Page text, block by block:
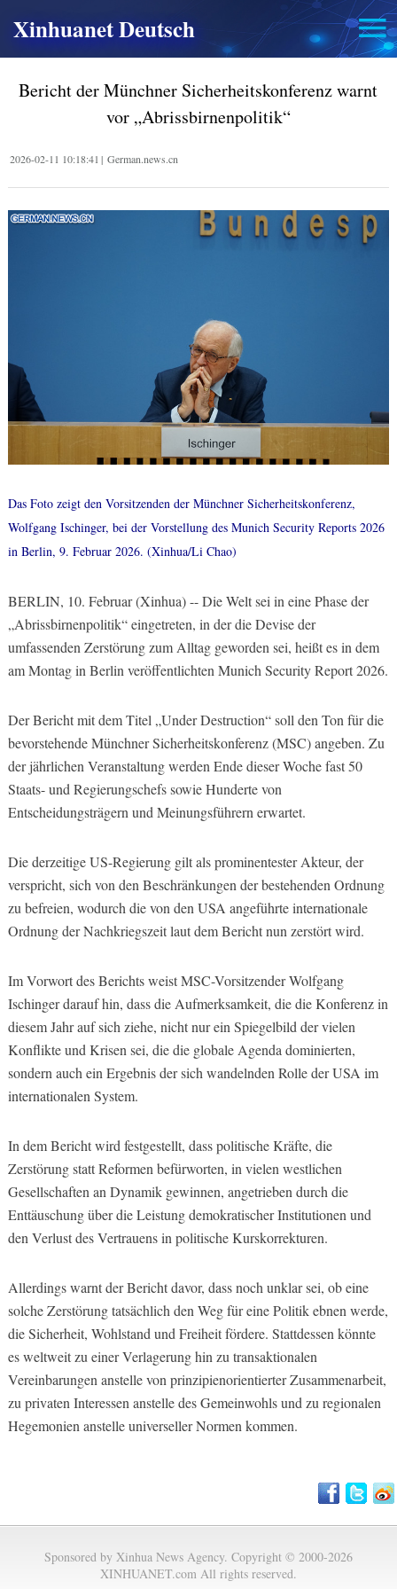
Xinhuanet Deutsch
Bericht der Münchner Sicherheitskonferenz warnt
vor „Abrissbirnenpolitik“
2026-02-11 10:18:41 | German.news.cn
Das Foto zeigt den Vorsitzenden der Münchner Sicherheitskonferenz,
Wolfgang Ischinger, bei der Vorstellung des Munich Security Reports 2026
in Berlin, 9. Februar 2026. (Xinhua/Li Chao)
BERLIN, 10. Februar (Xinhua) -- Die Welt sei in eine Phase der
„Abrissbirnenpolitik“ eingetreten, in der die Devise der
umfassenden Zerstörung zum Alltag geworden sei, heißt es in dem
am Montag in Berlin veröffentlichten Munich Security Report 2026.
Der Bericht mit dem Titel „Under Destruction“ soll den Ton für die
bevorstehende Münchner Sicherheitskonferenz (MSC) angeben. Zu
der jährlichen Veranstaltung werden Ende dieser Woche fast 50
Staats- und Regierungschefs sowie Hunderte von
Entscheidungsträgern und Meinungsführern erwartet.
Die derzeitige US-Regierung gilt als prominentester Akteur, der
verspricht, sich von den Beschränkungen der bestehenden Ordnung
zu befreien, wodurch die von den USA angeführte internationale
Ordnung der Nachkriegszeit laut dem Bericht nun zerstört wird.
Im Vorwort des Berichts weist MSC-Vorsitzender Wolfgang
Ischinger darauf hin, dass die Aufmerksamkeit, die die Konferenz in
diesem Jahr auf sich ziehe, nicht nur ein Spiegelbild der vielen
Konflikte und Krisen sei, die die globale Agenda dominierten,
sondern auch ein Ergebnis der sich wandelnden Rolle der USA im
internationalen System.
In dem Bericht wird festgestellt, dass politische Kräfte, die
Zerstörung statt Reformen befürworten, in vielen westlichen
Gesellschaften an Dynamik gewinnen, angetrieben durch die
Enttäuschung über die Leistung demokratischer Institutionen und
den Verlust des Vertrauens in politische Kurskorrekturen.
Allerdings warnt der Bericht davor, dass noch unklar sei, ob eine
solche Zerstörung tatsächlich den Weg für eine Politik ebnen werde,
die Sicherheit, Wohlstand und Freiheit fördere. Stattdessen könnte
es weltweit zu einer Verlagerung hin zu transaktionalen
Vereinbarungen anstelle von prinzipienorientierter Zusammenarbeit,
zu privaten Interessen anstelle des Gemeinwohls und zu regionalen
Hegemonien anstelle universeller Normen kommen.
Sponsored by Xinhua News Agency. Copyright © 2000-2026
XINHUANET.com All rights reserved.